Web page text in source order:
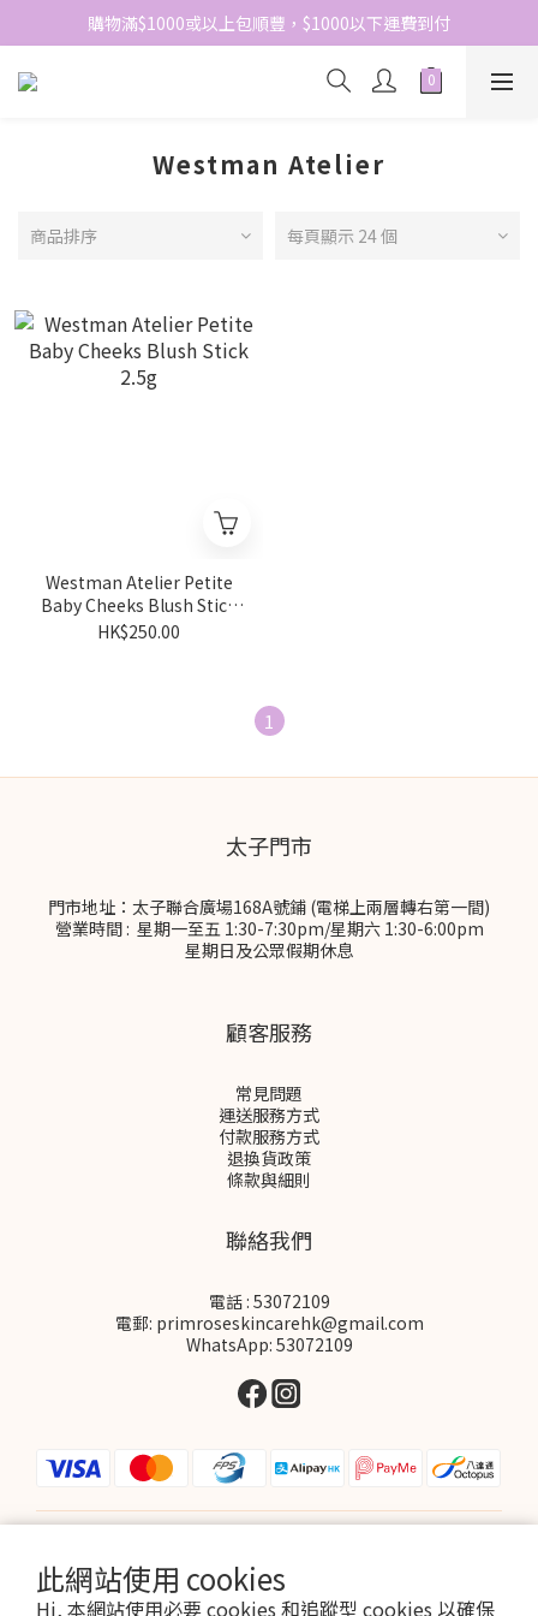
此網站使用 cookies
Hi, 本網站使用必要 cookies 和追蹤型 cookies 以確保
網站免費登記會員，會員優惠價於結帳時自動扣減
購物滿$1000或以上包順豐，$1000以下運費到付
網站免費登記會員，會員優惠價於結帳時自動扣減
Westman Atelier
商品排序 每頁顯示 24 個
Westman Atelier Petite
Baby Cheeks Blush Stick
2.5g
HK$250.00
1
太子門市
門市地址：太子聯合廣場168A號鋪 (電梯上兩層轉右第一間)
營業時間 : 星期一至五 1:30-7:30pm/星期六 1:30-6:00pm
星期日及公眾假期休息
顧客服務
常見問題
運送服務方式
付款服務方式
退換貨政策
條款與細則
聯絡我們
電話 : 53072109
電郵: primroseskincarehk@gmail.com
WhatsApp: 53072109
HKD